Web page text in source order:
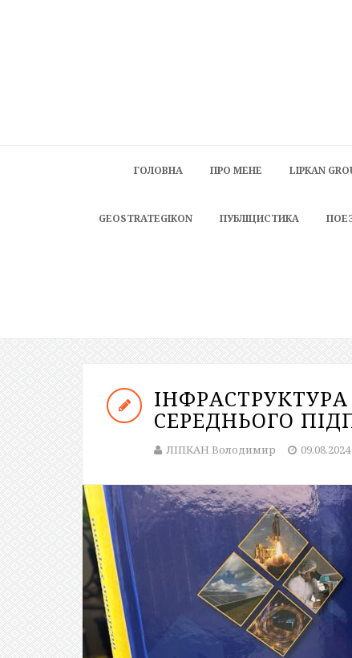
ГОЛОВНА ПРО МЕНЕ LIPKAN
GEOSTRATEGIKON ПУБЛІЦИСТИКА
СЕРЕДНЬОГО
ЛІПКАН Володимир 09.08.2024